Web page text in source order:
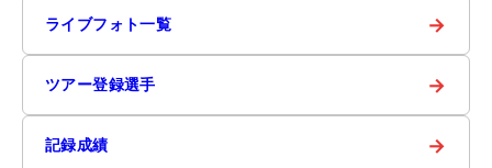
ライブフォト一覧 →
ツアー登録選手 →
記録成績 →